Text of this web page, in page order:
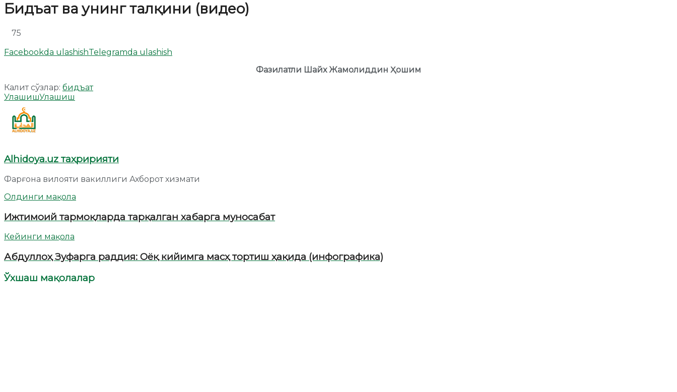
Бидъат ва унинг талқини (видео)
75
Facebookda ulashishTelegramda ulashish
Фазилатли Шайх Жамолиддин Ҳошим
Калит сўзлар: бидъат
УлашишУлашиш
Alhidoya.uz таҳририяти
Фарғона вилояти вакиллиги Ахборот хизмати
Олдинги мақола
Ижтимоий тармоқларда тарқалган хабарга муносабат
Кейинги мақола
Абдуллоҳ Зуфарга раддия: Оёқ кийимга масҳ тортиш ҳақида (инфографика)
Ўхшаш мақолалар